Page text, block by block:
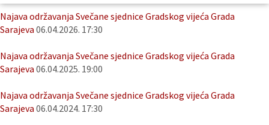
Najava održavanja Svečane sjednice Gradskog vijeća Grada
Sarajeva 06.04.2026. 17:30
Najava održavanja Svečane sjednice Gradskog vijeća Grada
Sarajeva 06.04.2025. 19:00
Najava održavanja Svečane sjednice Gradskog vijeća Grada
Sarajeva 06.04.2024. 17:30